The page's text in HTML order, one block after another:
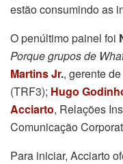
estão consumindo as
O penúltimo painel foi
Porque grupos de
Martins Jr., gerente
(TRF3); Hugo
Acciarto, Relações
Comunicação
Para iniciar, Acciarto